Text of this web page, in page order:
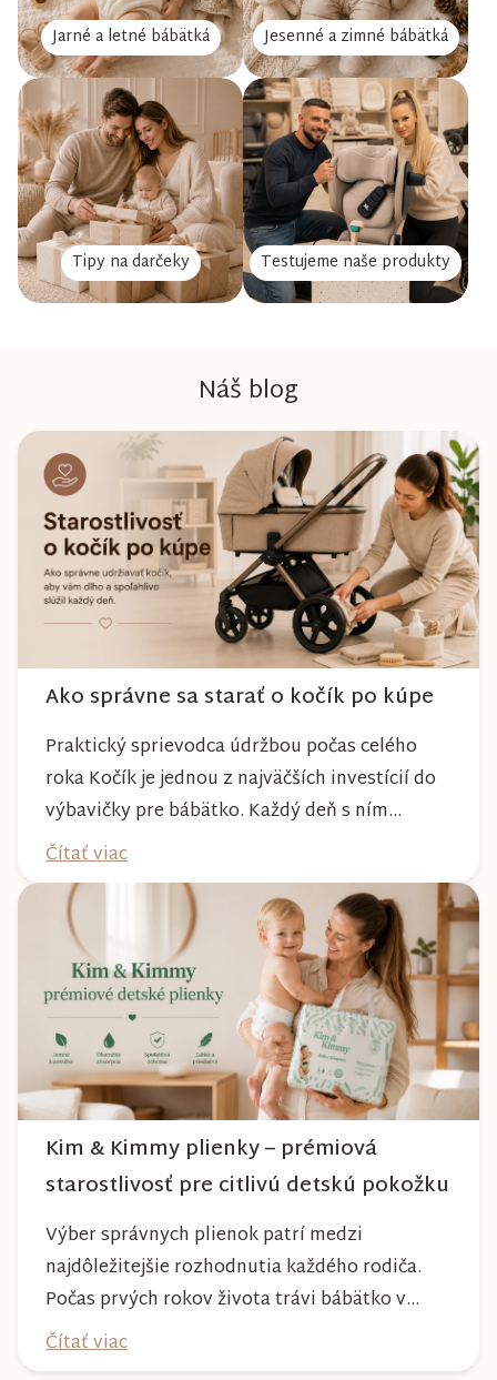
Jarné a letné bábätká Jesenné a zimné bábätká
Tipy na darčeky Testujeme naše produkty
Náš blog
Ako správne sa starať o kočík po kúpe
Praktický sprievodca údržbou počas celého
roka Kočík je jednou z najväčších investícií do
výbavičky pre bábätko. Každý deň s ním
absolvujete prechádzky po meste, v parkoch,
na lesných chodníkoch aj počas nepriaznivého
počasia. Pravidelnou starostlivosťou si však
môžete byť istí, že vám bude spoľahlivo slúžiť
dlhé roky a zachová si svoj krásny vzhľ...
Čítať viac
Kim & Kimmy plienky – prémiová
starostlivosť pre citlivú detskú pokožku
Výber správnych plienok patrí medzi
najdôležitejšie rozhodnutia každého rodiča.
Počas prvých rokov života trávi bábätko v
plienke väčšinu dňa, preto by mala poskytovať
nielen spoľahlivú ochranu, ale aj maximálny
Čítať viac